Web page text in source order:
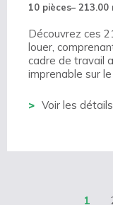
10 pièces– 213.00
Découvrez ces
louer,
cadre de travail
imprenable sur
Voir les
1